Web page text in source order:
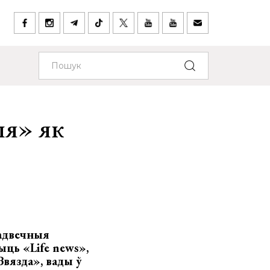
як
«Life news»,
вады ў